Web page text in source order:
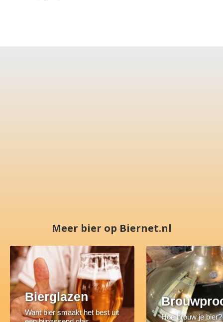
Meer bier op Biernet.nl
Bierglazen
Want bier smaakt het best uit
Hoe brouw je bier?